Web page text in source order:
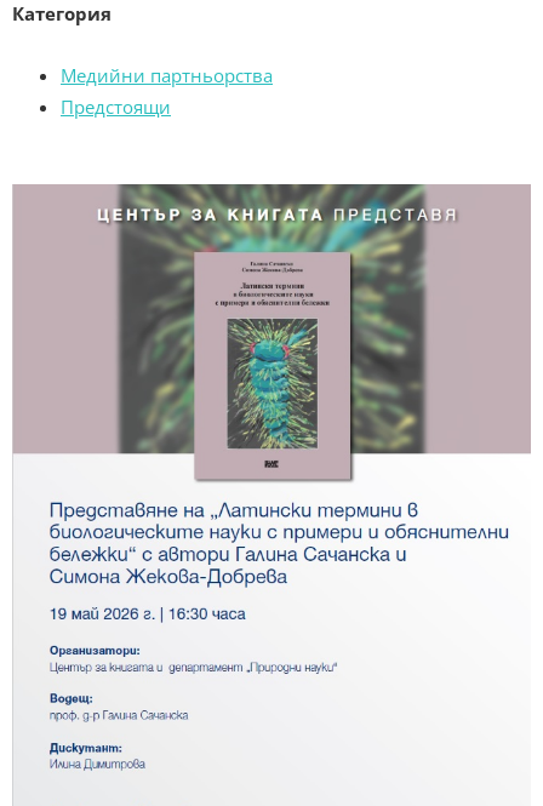
Категория
Медийни партньорства
Предстоящи